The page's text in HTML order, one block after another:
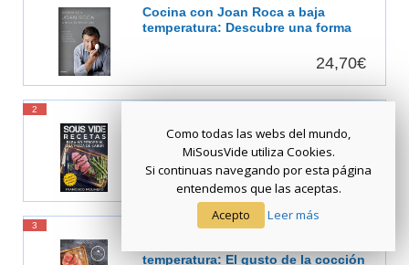
Cocina con Joan Roca a baja
temperatura: Descubre una forma
24,70€
2
Sous Vide recetas para no perder ni
una pizca de sabor: El placer de
cocinar al vacío
Agotado
3
temperatura: El gusto de la cocción
Como todas las webs del mundo,
MiSousVide utiliza Cookies.
Si continuas navegando por esta página
entendemos que las aceptas.
Acepto
Leer más